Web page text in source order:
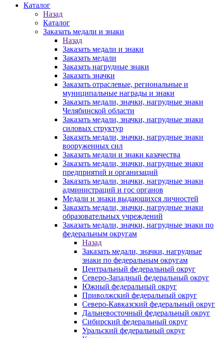
Каталог
Назад
Каталог
Заказать медали и знаки
Назад
Заказать медали и знаки
Заказать медали
Заказать нагрудные знаки
Заказать значки
Заказать отраслевые, региональные и
муниципальные награды и знаки
Заказать медали, значки, нагрудные знаки
Челябинской области
Заказать медали, значки, нагрудные знаки
силовых структур
Заказать медали, значки, нагрудные знаки
вооруженных сил
Заказать медали и знаки казачества
Заказать медали, значки, нагрудные знаки
предприятий и организаций
Заказать медали, значки, нагрудные знаки
администраций и гос органов
Медали и знаки выдающихся личностей
Заказать медали, значки, нагрудные знаки
образовательных учреждений
Заказать медали, значки, нагрудные знаки по
федеральным округам
Назад
Заказать медали, значки, нагрудные
знаки по федеральным округам
Центральный федеральный округ
Северо-Западный федеральный округ
Южный федеральный округ
Приволжский федеральный округ
Северо-Кавказский федеральный округ
Дальневосточный федеральный округ
Сибирский федеральный округ
Уральский федеральный округ